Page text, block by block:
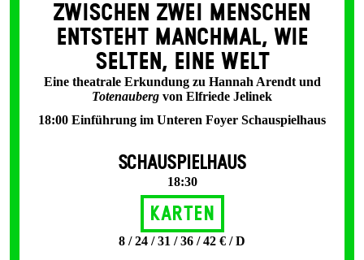
ZWISCHEN ZWEI MENSCHEN
ENT­STEHT MANCH­MAL, WIE
SELTEN, EINE WELT
Eine theatrale Erkundung zu Hannah Arendt und
Totenauberg von Elfriede Jelinek
18:00 Einführung im Unteren Foyer Schauspielhaus
SCHAUSPIELHAUS
18:30
Karten
8 / 24 / 31 / 36 / 42 € / D